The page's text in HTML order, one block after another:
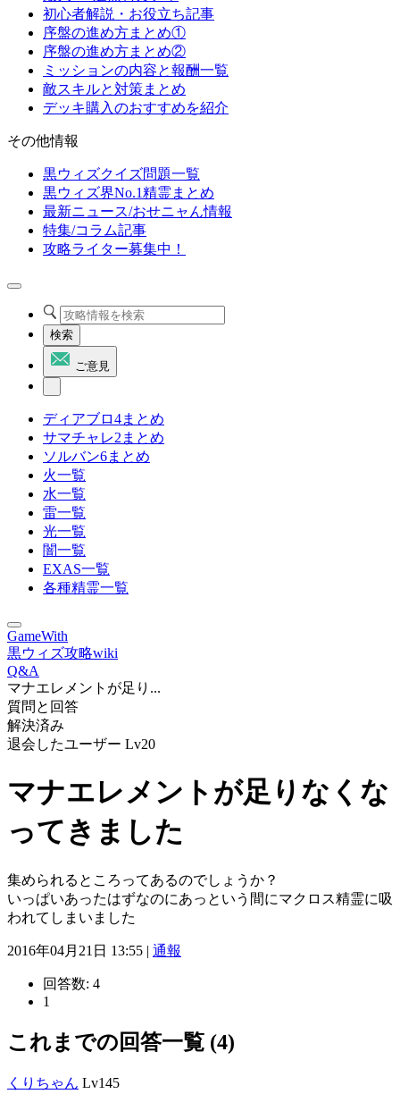
初心者解説・お役立ち記事
序盤の進め方まとめ①
序盤の進め方まとめ②
ミッションの内容と報酬一覧
敵スキルと対策まとめ
デッキ購入のおすすめを紹介
その他情報
黒ウィズクイズ問題一覧
黒ウィズ界No.1精霊まとめ
最新ニュース/おせニャん情報
特集/コラム記事
攻略ライター募集中！
検索
ご意見
ディアブロ4まとめ
サマチャレ2まとめ
ソルバン6まとめ
火一覧
水一覧
雷一覧
光一覧
闇一覧
EXAS一覧
各種精霊一覧
GameWith
黒ウィズ攻略wiki
Q&A
マナエレメントが足り...
質問と回答
解決済み
退会したユーザー Lv20
マナエレメントが足りなくな
ってきました
集められるところってあるのでしょうか？
いっぱいあったはずなのにあっという間にマクロス精霊に吸
われてしまいました
2016年04月21日 13:55 | 通報
回答数: 4
1
これまでの回答一覧 (4)
くりちゃん Lv145